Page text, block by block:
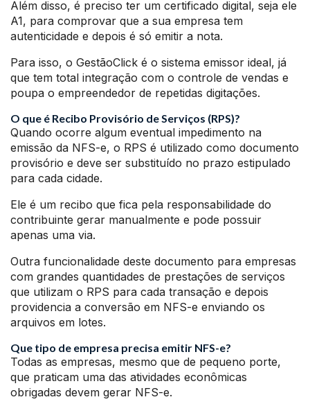
Além disso, é preciso ter um certificado digital, seja ele
A1, para comprovar que a sua empresa tem
autenticidade e depois é só emitir a nota.
Para isso, o GestãoClick é o sistema emissor ideal, já
que tem total integração com o controle de vendas e
poupa o empreendedor de repetidas digitações.
O que é Recibo Provisório de Serviços (RPS)?
Quando ocorre algum eventual impedimento na
emissão da NFS-e, o RPS é utilizado como documento
provisório e deve ser substituído no prazo estipulado
para cada cidade.
Ele é um recibo que fica pela responsabilidade do
contribuinte gerar manualmente e pode possuir
apenas uma via.
Outra funcionalidade deste documento para empresas
com grandes quantidades de prestações de serviços
que utilizam o RPS para cada transação e depois
providencia a conversão em NFS-e enviando os
arquivos em lotes.
Que tipo de empresa precisa emitir NFS-e?
Todas as empresas, mesmo que de pequeno porte,
que praticam uma das atividades econômicas
obrigadas devem gerar NFS-e.